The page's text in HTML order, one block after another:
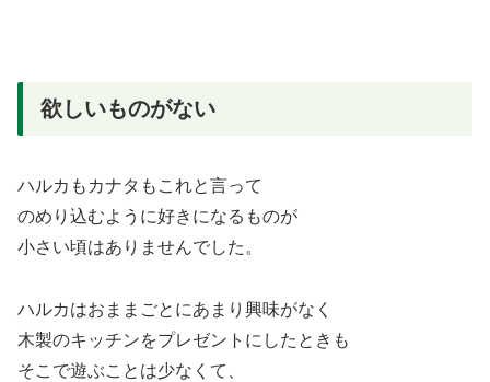
欲しいものがない
ハルカもカナタもこれと言って
のめり込むように好きになるものが
小さい頃はありませんでした。
ハルカはおままごとにあまり興味がなく
木製のキッチンをプレゼントにしたときも
そこで遊ぶことは少なくて、